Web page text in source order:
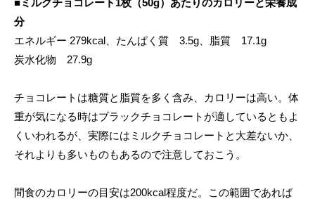
■ミルクチョコレート1枚（50g）あたりのカロリーと栄養成
分
エネルギー 279kcal、たんぱく質 3.5g、脂質 17.1g
炭水化物 27.9g
チョコレートは糖質と脂質を多く含み、カロリーは高い。体
重が気になる時はブラックチョコレートが適しているともよ
くいわれるが、実際にはミルクチョコレートと大差ないか、
それよりも多いものもあるので注意しておこう。
間食のカロリーの目安は200kcal程度だ。この範囲であれば